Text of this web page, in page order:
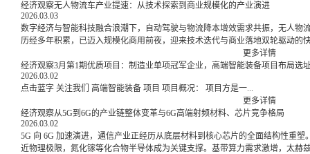
经济观察无人物流车产业提速：从技术探索到商业规模化的产业演进
2026.03.03
数字经济与智能科技融合浪潮下，自动驾驶与物流降本增效需求共振，无人物
历经多年积累，已迈入规模化商用前夜，迎来技术迭代与商业落地双轮驱动的
更多详情
经济观察3月第1期优质项目：制造业单项冠军企业，高端智能装备项目布局选
2026.03.02
点击蓝字 关注我们 高端智能装备 项目 项目概况： 项目方是一...
更多详情
经济观察从5G到6G的产业链整体变革与6G高端射频材料、芯片竞争格局
2026.03.02
5G 向 6G 加速演进，通信产业正经历从底层材料到核心芯片的全面结构性重
近物理极限，氮化镓等化合物半导体成为关键支撑。基带算力需求激增，太赫